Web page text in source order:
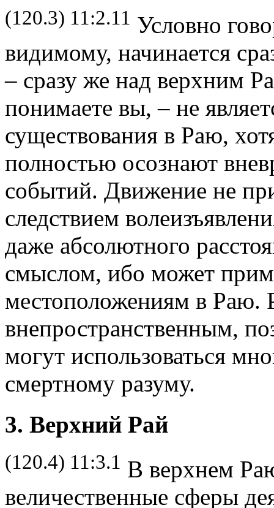
(120.3) 11:2.11 Условно
видимому, начинается
– сразу же над верхним
понимаете вы, – не
существования в Раю,
полностью осознают
событий. Движение не
следствием
даже абсолютного
смыслом, ибо может
местоположениям в Раю.
внепространственным,
могут использоваться
смертному разуму.
3. Верхний Рай
(120.4) 11:3.1 В верхнем
величественные сферы